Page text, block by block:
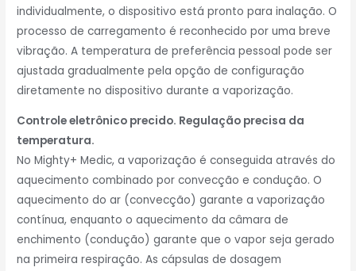
individualmente, o dispositivo está pronto para inalação. O
processo de carregamento é reconhecido por uma breve
vibração. A temperatura de preferência pessoal pode ser
ajustada gradualmente pela opção de configuração
diretamente no dispositivo durante a vaporização.
Controle eletrônico precido. Regulação precisa da
temperatura.
No Mighty+ Medic, a vaporização é conseguida através do
aquecimento combinado por convecção e condução. O
aquecimento do ar (convecção) garante a vaporização
contínua, enquanto o aquecimento da câmara de
enchimento (condução) garante que o vapor seja gerado
na primeira respiração. As cápsulas de dosagem